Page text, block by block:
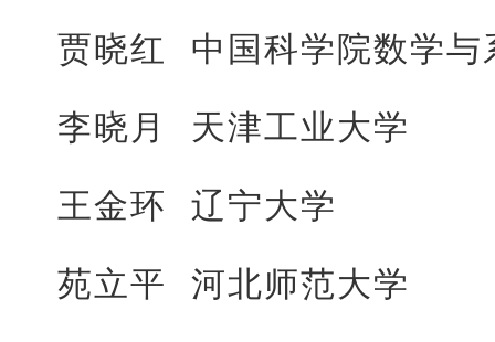
贾晓红 中国科学院数学与
李晓月 天津工业大学
王金环 辽宁大学
苑立平 河北师范大学